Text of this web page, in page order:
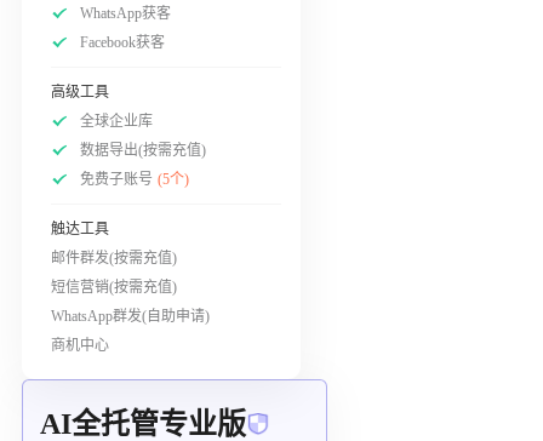
WhatsApp获客
Facebook获客
高级工具
全球企业库
数据导出(按需充值)
免费子账号 (5个)
触达工具
邮件群发(按需充值)
短信营销(按需充值)
WhatsApp群发(自助申请)
商机中心
AI全托管专业版